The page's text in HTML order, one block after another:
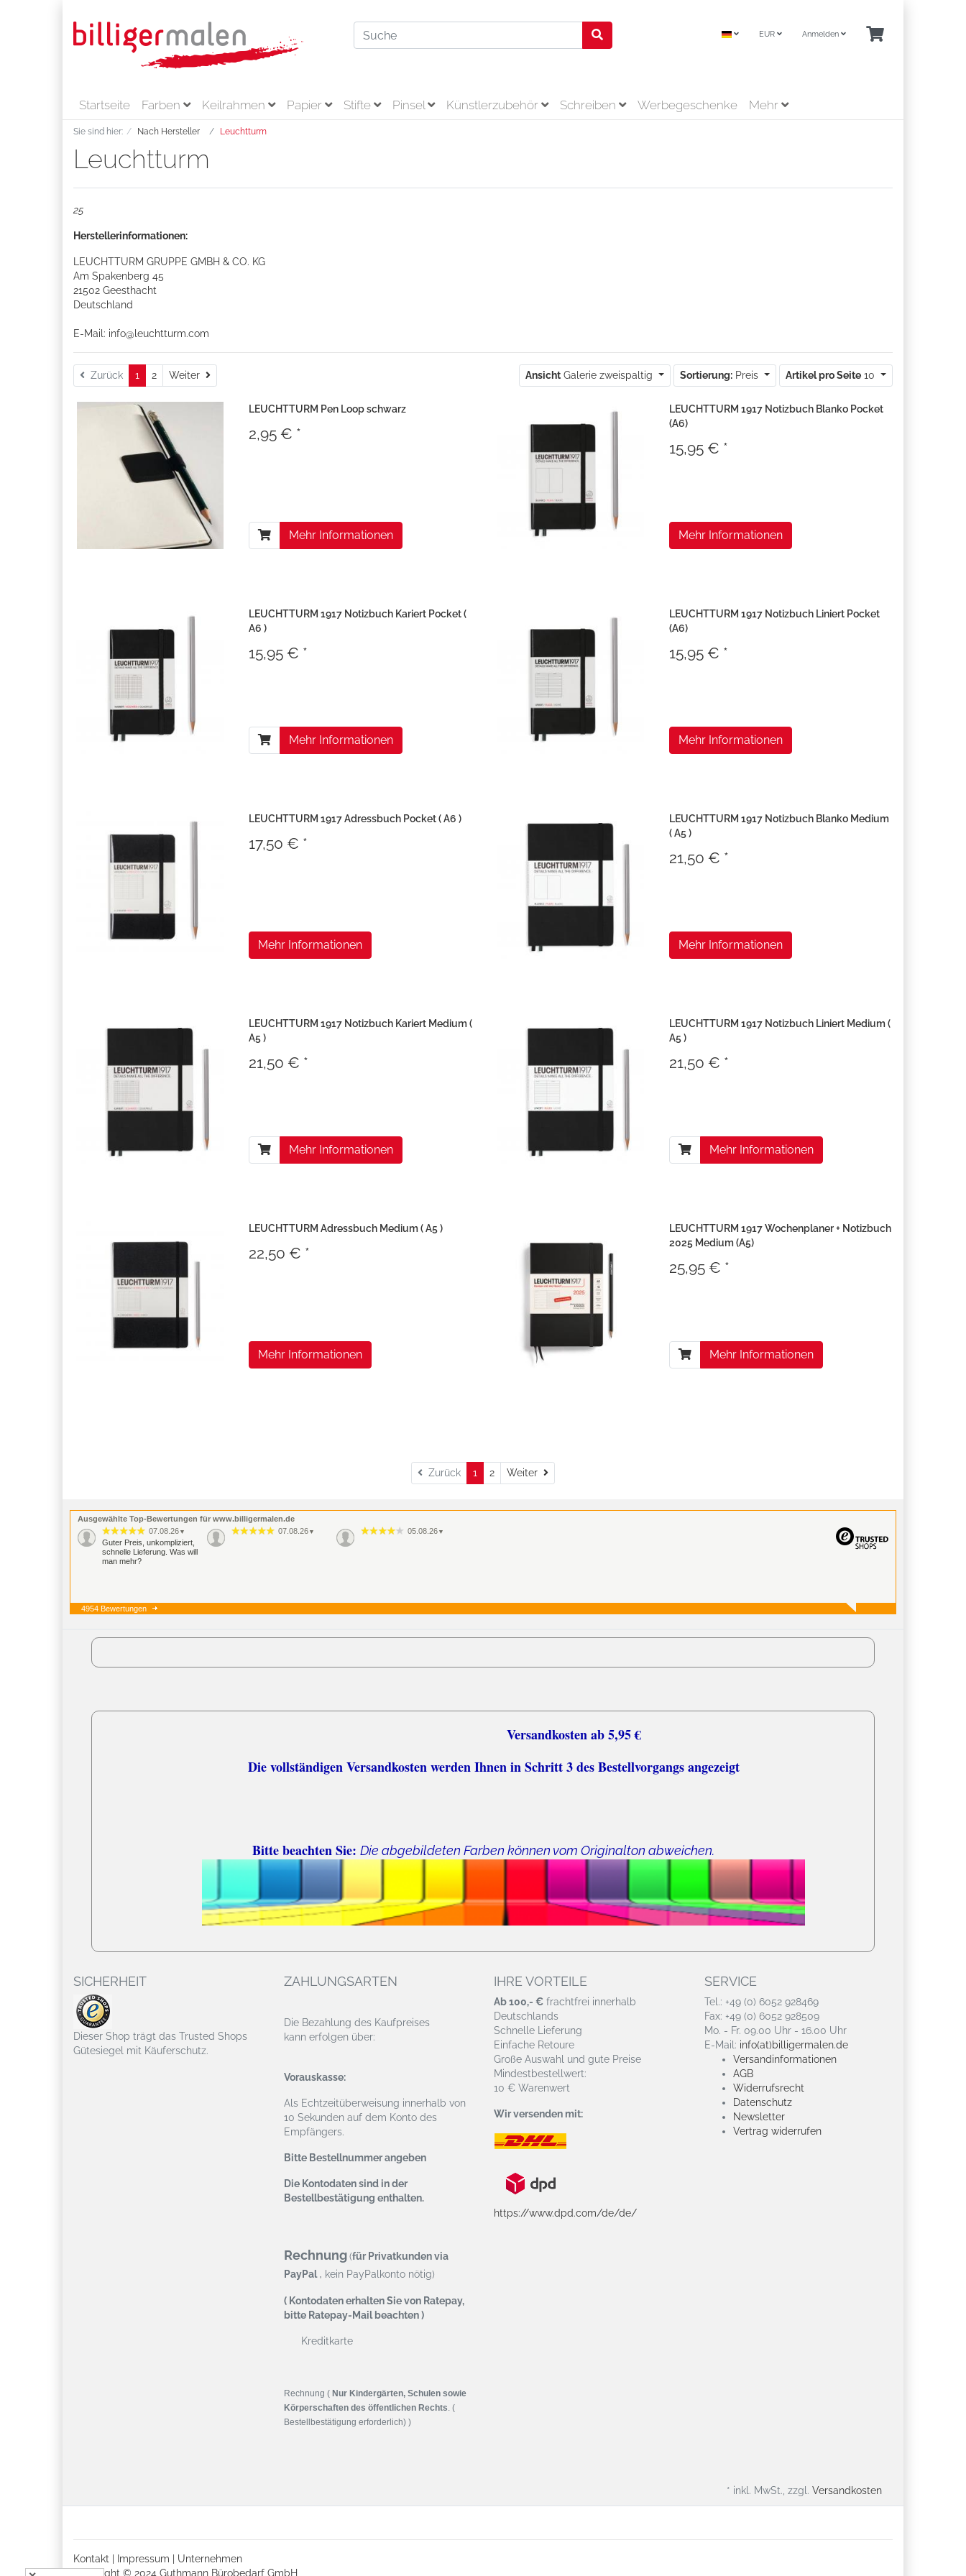
EUR Anmelden
Startseite Farben Keilrahmen Papier Stifte Pinsel Künstlerzubehör Schreiben Werbegeschenke Mehr
Sie sind hier: Nach Hersteller Leuchtturm
Leuchtturm
25
Herstellerinformationen:
LEUCHTTURM GRUPPE GMBH & CO. KG
Am Spakenberg 45
21502 Geesthacht
Deutschland
E-Mail: info@leuchtturm.com
Zurück 1 2 Weiter Weiter Ansicht Galerie zweispaltig Sortierung: Preis Artikel pro Seite 10
LEUCHTTURM Pen Loop schwarz
2,95 € *
Mehr Informationen
LEUCHTTURM 1917 Notizbuch Blanko Pocket
(A6)
15,95 € *
Mehr Informationen
LEUCHTTURM 1917 Notizbuch Kariert Pocket (
A6 )
15,95 € *
Mehr Informationen
LEUCHTTURM 1917 Notizbuch Liniert Pocket
(A6)
15,95 € *
Mehr Informationen
LEUCHTTURM 1917 Adressbuch Pocket ( A6 )
17,50 € *
Mehr Informationen
LEUCHTTURM 1917 Notizbuch Blanko Medium
( A5 )
21,50 € *
Mehr Informationen
LEUCHTTURM 1917 Notizbuch Kariert Medium (
A5 )
21,50 € *
Mehr Informationen
LEUCHTTURM 1917 Notizbuch Liniert Medium (
A5 )
21,50 € *
Mehr Informationen
LEUCHTTURM Adressbuch Medium ( A5 )
22,50 € *
Mehr Informationen
LEUCHTTURM 1917 Wochenplaner + Notizbuch
2025 Medium (A5)
25,95 € *
Mehr Informationen
Zurück 1 2 Weiter Weiter
Ausgewählte Top-Bewertungen für www.billigermalen.de
07.08.26 ▼
Guter Preis, unkompliziert,
schnelle Lieferung. Was will
man mehr?
07.08.26 ▼ 05.08.26 ▼
4954 Bewertungen
Versandkosten ab 5,95 €
Die vollständigen Versandkosten werden Ihnen in Schritt 3 des Bestellvorgangs angezeigt
Bitte beachten Sie: Die abgebildeten Farben können vom Originalton abweichen.
SICHERHEIT
Dieser Shop trägt das Trusted Shops
Gütesiegel mit Käuferschutz.
ZAHLUNGSARTEN
Die Bezahlung des Kaufpreises
kann erfolgen über:
Vorauskasse:
Als Echtzeitüberweisung innerhalb von
10 Sekunden auf dem Konto des
Empfängers.
Bitte Bestellnummer angeben
Die Kontodaten sind in der
Bestellbestätigung enthalten.
Rechnung (für Privatkunden via
PayPal, kein PayPalkonto nötig)
( Kontodaten erhalten Sie von Ratepay,
bitte Ratepay-Mail beachten )
Kreditkarte
Rechnung ( Nur Kindergärten, Schulen sowie
Körperschaften des öffentlichen Rechts. (
Bestellbestätigung erforderlich) )
IHRE VORTEILE
Ab 100,- € frachtfrei innerhalb
Deutschlands
Schnelle Lieferung
Einfache Retoure
Große Auswahl und gute Preise
Mindestbestellwert:
10 € Warenwert
Wir versenden mit:
https://www.dpd.com/de/de/
SERVICE
Tel.: +49 (0) 6052 928469
Fax: +49 (0) 6052 928509
Mo. - Fr. 09.00 Uhr - 16.00 Uhr
E-Mail: info(at)billigermalen.de
Versandinformationen
AGB
Widerrufsrecht
Datenschutz
Newsletter
Vertrag widerrufen
* inkl. MwSt., zzgl. Versandkosten
Kontakt Impressum
Unternehmen
Copyright © 2024 Guthmann Bürobedarf GmbH